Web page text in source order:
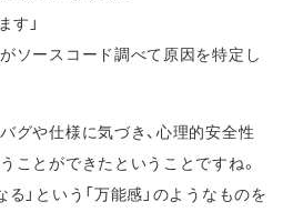
す」
ソースコード調べて原因を特定し
グや仕様に気づき、心理的安全性
ことができたということですね。
」という「万能感」のようなものを